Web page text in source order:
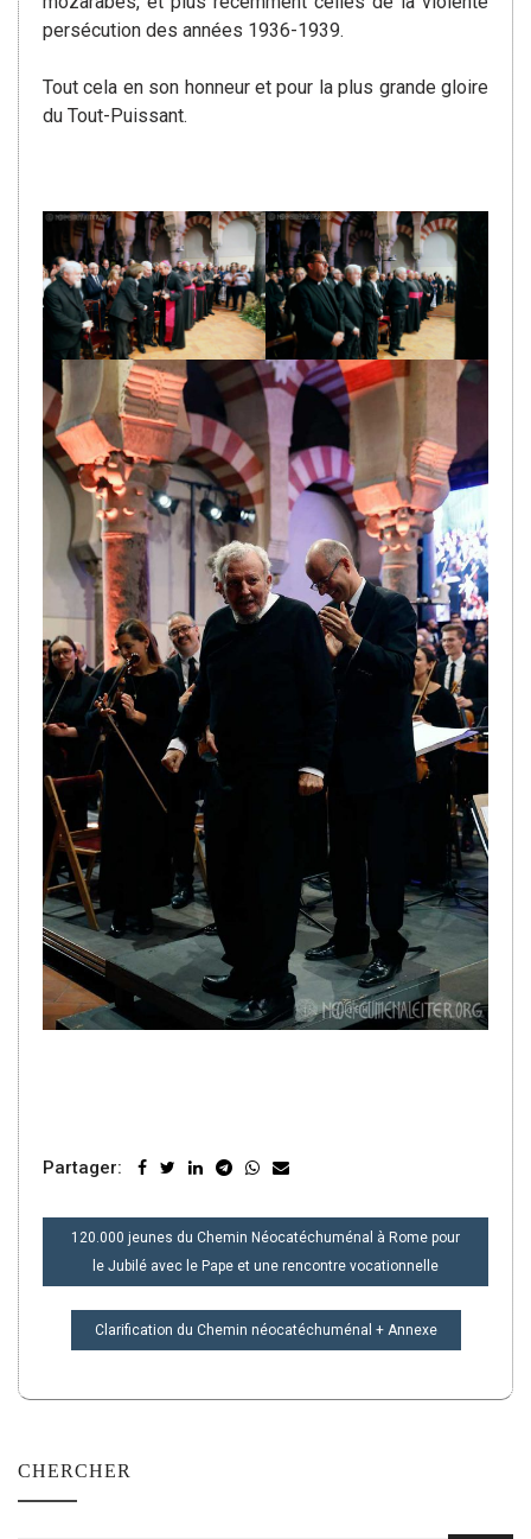
persécution des années 1936-1939.
Tout cela en son honneur et pour la plus grande gloire
du Tout-Puissant.
Partager:
NAVIGATION
L’ARTICLE
120.000 jeunes du Chemin Néocatéchuménal à Rome pour
le Jubilé avec le Pape et une rencontre vocationnelle
Clarification du Chemin néocatéchuménal + Annexe
CHERCHER